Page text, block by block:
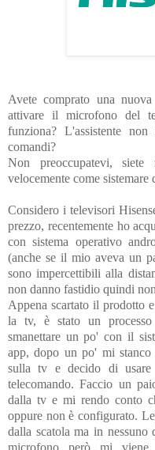
Avete comprato una
attivare il microfono del
funziona? L'assistente
comandi?
Non preoccupatevi,
velocemente come sistemare
Considero i televisori
prezzo, recentemente ho
con sistema operativo
(anche se il mio aveva un
sono impercettibili alla
non danno fastidio quindi
Appena scartato il prodotto
la tv, è stato un
smanettare un po' con il
app, dopo un po' mi
sulla tv e decido di
telecomando. Faccio un
dalla tv e mi rendo conto
oppure non è configurato.
dalla scatola ma in nessuno